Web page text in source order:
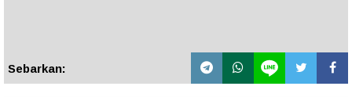
Sebarkan: